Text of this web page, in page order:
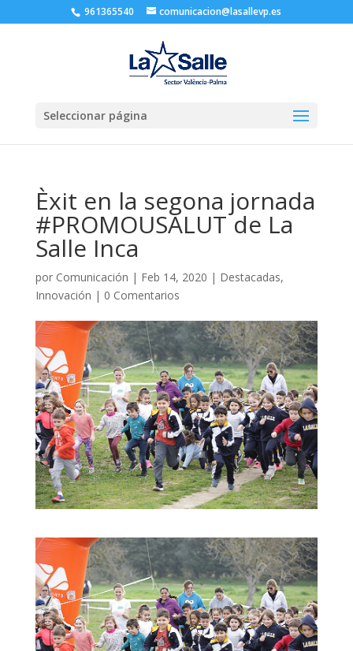
961365540 comunicacion@lasallevp.es
Seleccionar página
Èxit en la segona jornada
#PROMOUSALUT de La
Salle Inca
por Comunicación | Feb 14, 2020 | Destacadas,
Innovación | 0 Comentarios